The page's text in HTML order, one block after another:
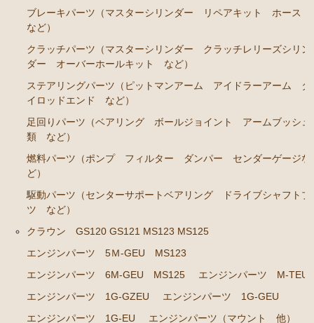
シャフトブーツ など）
クラウン GS120 GS121 MS123 MS125
エンジンパーツ 5Ｍ-GEU MS123
エンジンパーツ 6M-GEU MS125
エンジンパーツ M-TEU
エンジンパーツ 1G-GZEU
エンジンパーツ 1G-GEU
エンジンパーツ 1G-EU
エンジンパーツ（マウント 他）
冷却パーツ（ポンプ サーモスタット ファン ファ
ト ホース など）
ブレーキパーツ（マスターシリンダー リペアキット ホース
など）
クラッチパーツ（マスターシリンダー クラッチレリーズシリン
ダー オーバーホールキット など）
ステアリングパーツ（ピットマンアーム アイドラーアーム タ
イロッドエンド など）
足回りパーツ（ベアリング ボールジョイント アームブッシュ
類 など）
燃料パーツ（ポンプ フィルター ダンパー センダーゲージな
ど）
駆動パーツ（センターサポートベアリング ドライブシャフトブ
ツ など）
クラウン GS120 GS121 MS123 MS125
エンジンパーツ 5Ｍ-GEU MS123
エンジンパーツ 6M-GEU MS125
エンジンパーツ M-TEU
エンジンパーツ 1G-GZEU
エンジンパーツ 1G-GEU
エンジンパーツ 1G-EU
エンジンパーツ（マウント 他）